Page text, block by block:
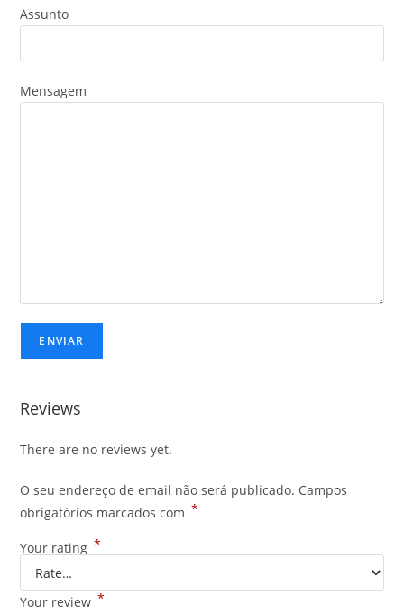
Assunto
Mensagem
Reviews
There are no reviews yet.
O seu endereço de email não será publicado. Campos
obrigatórios marcados com *
Your rating *
Your review *